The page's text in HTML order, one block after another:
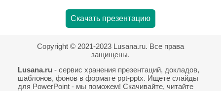
Скачать презентацию
Copyright © 2021-2023 Lusana.ru. Все права
защищены.
Lusana.ru- сервис хранения презентаций, докладов,
шаблонов, фонов в формате ppt-pptx. Ищете слайды
для PowerPoint - мы поможем! Скачивайте, читайте